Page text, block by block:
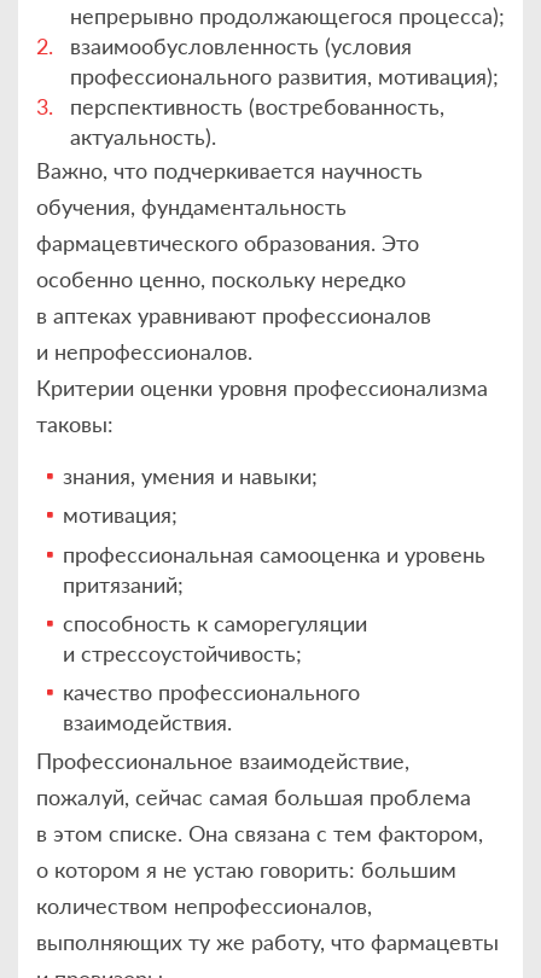
непрерывно продолжающегося процесса);
взаимообусловленность (условия
профессионального развития, мотивация);
перспективность (востребованность,
актуальность).
Важно, что подчеркивается научность
обучения, фундаментальность
фармацевтического образования. Это
особенно ценно, поскольку нередко
в аптеках уравнивают профессионалов
и непрофессионалов.
Критерии оценки уровня профессионализма
таковы:
знания, умения и навыки;
мотивация;
профессиональная самооценка и уровень
притязаний;
способность к саморегуляции
и стрессоустойчивость;
качество профессионального
взаимодействия.
Профессиональное взаимодействие,
пожалуй, сейчас самая большая проблема
в этом списке. Она связана с тем фактором,
о котором я не устаю говорить: большим
количеством непрофессионалов,
выполняющих ту же работу, что фармацевты